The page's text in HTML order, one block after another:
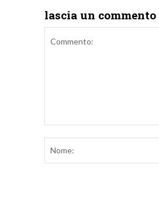
lascia un commento